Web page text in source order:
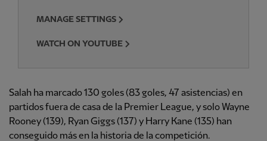
MANAGE SETTINGS
WATCH ON YOUTUBE
Salah ha marcado 130 goles (83 goles, 47 asistencias) en
partidos fuera de casa de la Premier League, y solo Wayne
Rooney (139), Ryan Giggs (137) y Harry Kane (135) han
conseguido más en la historia de la competición.